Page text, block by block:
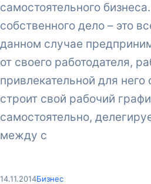
самостоятельного
собственного дело – это
данном случае
от своего работодателя,
привлекательной для него
строит свой рабочий
самостоятельно,
между с
14.11.2014Бизнес